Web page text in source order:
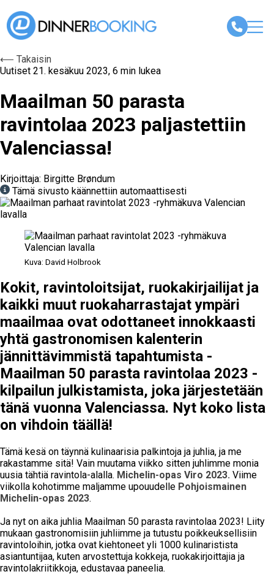
⟵ Takaisin
Uutiset 21. kesäkuu 2023, 6 min lukea
Maailman 50 parasta
ravintolaa 2023 paljastettiin
Valenciassa!
Kirjoittaja: Birgitte Brøndum
Tämä sivusto käännettiin automaattisesti
Kuva: David Holbrook
Kokit, ravintoloitsijat, ruokakirjailijat ja
kaikki muut ruokaharrastajat ympäri
maailmaa ovat odottaneet innokkaasti
yhtä gastronomisen kalenterin
jännittävimmistä tapahtumista -
Maailman 50 parasta ravintolaa 2023 -
kilpailun julkistamista, joka järjestetään
tänä vuonna Valenciassa. Nyt koko lista
on vihdoin täällä!
Tämä kesä on täynnä kulinaarisia palkintoja ja juhlia, ja me
rakastamme sitä! Vain muutama viikko sitten juhlimme monia
uusia tähtiä ravintola-alalla. Michelin-opas Viro 2023. Viime
viikolla kohotimme maljamme upouudelle Pohjoismainen
Michelin-opas 2023.
Ja nyt on aika juhlia Maailman 50 parasta ravintolaa 2023! Liity
mukaan gastronomisiin juhliimme ja tutustu poikkeuksellisiin
ravintoloihin, jotka ovat kiehtoneet yli 1000 kulinaristista
asiantuntijaa, kuten arvostettuja kokkeja, ruokakirjoittajia ja
ravintolakriitikkoja, edustavaa paneelia.